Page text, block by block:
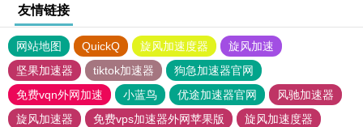
友情链接
网站地图 QuickQ 旋风加速度器
旋风加速
坚果加速器
tiktok加速器
狗急加速器官网
免费vqn外网加速
小蓝鸟 优途加速器官网
风驰加速器
旋风加速器
免费vps加速器外网苹果版
旋风加速度器